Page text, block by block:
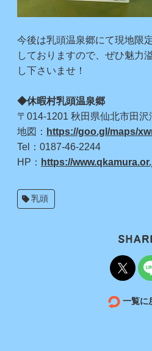
今後は乳頭温泉郷にて現地限
しておりますので、ぜひ魅力
し下さいませ！
◆休暇村乳頭温泉郷
〒014-1201 秋田県仙北市田沢
地図： https://goo.gl/maps/
Tel：0187-46-2244
HP： https://
乳頭
一覧に